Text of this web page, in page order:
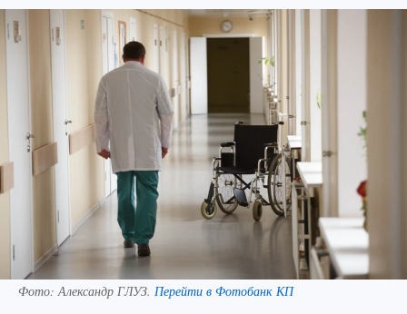
Фото:Александр ГЛУЗ. Перейти в Фотобанк КП